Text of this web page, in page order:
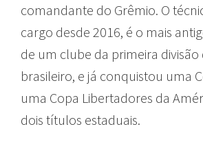
comandante do Grêmio. O
cargo desde 2016, é o mais
de um clube da primeira
brasileiro, e já conquistou uma
uma Copa Libertadores da
dois títulos estaduais.